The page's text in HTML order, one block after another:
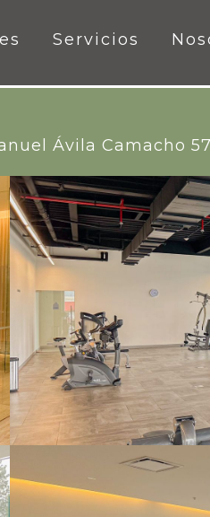
Servicios
Ávila Camacho